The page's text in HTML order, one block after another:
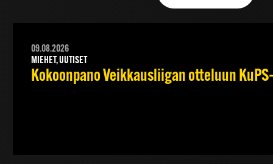
09.08.2026
MIEHET, UUTISET
Kokoonpano Veikkausliigan otteluun